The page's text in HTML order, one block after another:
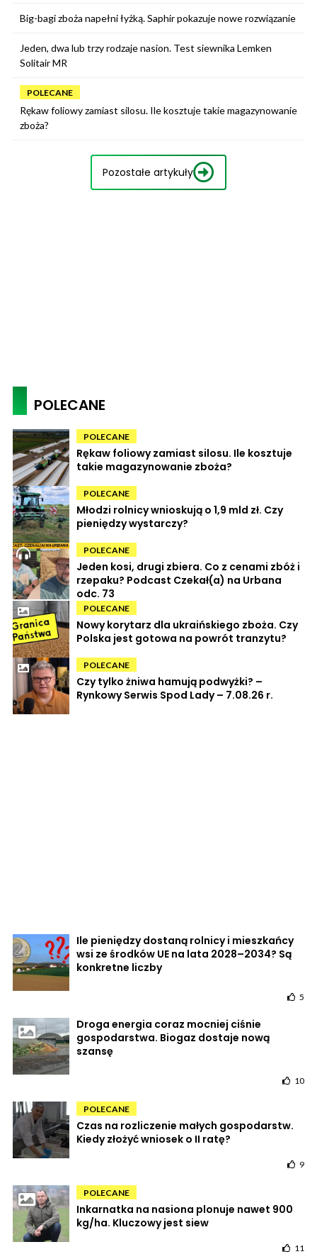
Big-bagi zboża napełni łyżką. Saphir pokazuje nowe rozwiązanie
Jeden, dwa lub trzy rodzaje nasion. Test siewnika Lemken
Solitair MR
POLECANE
Rękaw foliowy zamiast silosu. Ile kosztuje takie magazynowanie
zboża?
Pozostałe artykuły
POLECANE
POLECANE
Rękaw foliowy zamiast silosu. Ile kosztuje
takie magazynowanie zboża?
POLECANE
Młodzi rolnicy wnioskują o 1,9 mld zł. Czy
pieniędzy wystarczy?
POLECANE
Jeden kosi, drugi zbiera. Co z cenami zbóż i
rzepaku? Podcast Czekał(a) na Urbana
odc. 73
POLECANE
Nowy korytarz dla ukraińskiego zboża. Czy
Polska jest gotowa na powrót tranzytu?
POLECANE
Czy tylko żniwa hamują podwyżki? –
Rynkowy Serwis Spod Lady – 7.08.26 r.
Ile pieniędzy dostaną rolnicy i mieszkańcy
wsi ze środków UE na lata 2028–2034? Są
konkretne liczby
5
Droga energia coraz mocniej ciśnie
gospodarstwa. Biogaz dostaje nową
szansę
10
POLECANE
Czas na rozliczenie małych gospodarstw.
Kiedy złożyć wniosek o II ratę?
9
POLECANE
Inkarnatka na nasiona plonuje nawet 900
kg/ha. Kluczowy jest siew
11